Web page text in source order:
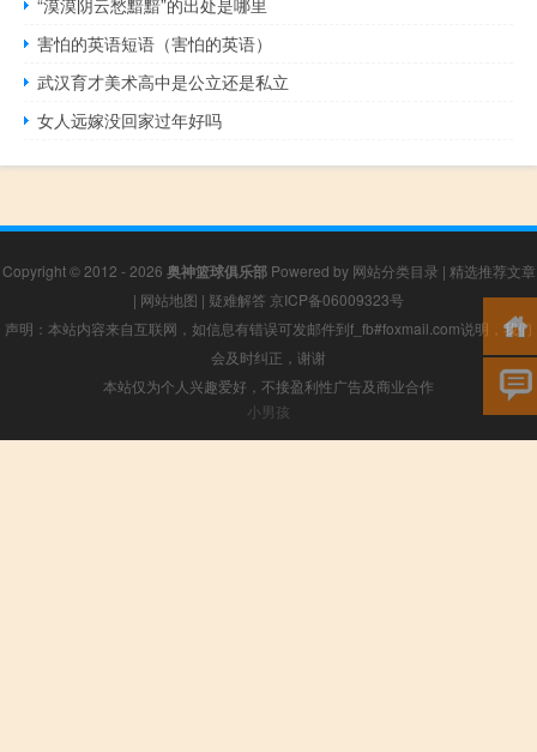
害怕的英语短语（害怕的英语）
武汉育才美术高中是公立还是私立
女人远嫁没回家过年好吗
Copyright © 2012 - 2026 奥神篮球俱乐部Powered by 网站分类目录 | 精选推荐文章
| 网站地图 | 疑难解答 京ICP备06009323号
声明：本站内容来自互联网，如信息有错误可发邮件到f_fb#foxmail.com说明，我们
会及时纠正，谢谢
本站仅为个人兴趣爱好，不接盈利性广告及商业合作
小男孩